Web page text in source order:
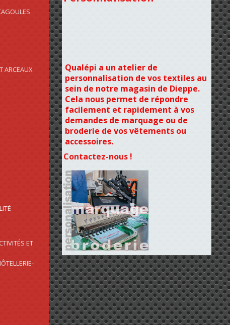
ARCEAUX
ET
Qualépi a un atelier de
personnalisation de vos textiles au
sein de notre magasin de Dieppe.
Cela nous permet de répondre
facilement et rapidement à vos
demandes de marquage ou de
broderie de vos vêtements ou
accessoires.
Contactez-nous !